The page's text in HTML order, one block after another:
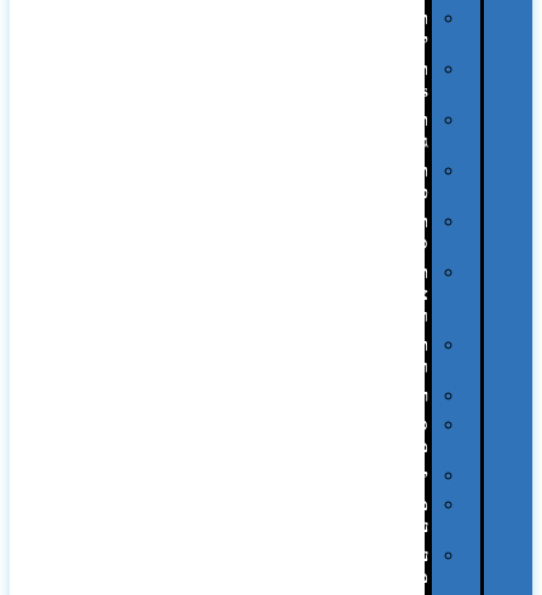
תיקים
לכנסים
תיקי
Swiss
תיקי
תיקי
טיולים
תיקי
ספורט
תיקי
ומכתביות
תערוכות
וכנסים
רמקולים
סוכריות
ממותגות
יודאיקה
מארזי
עטים
עטי
מתכת